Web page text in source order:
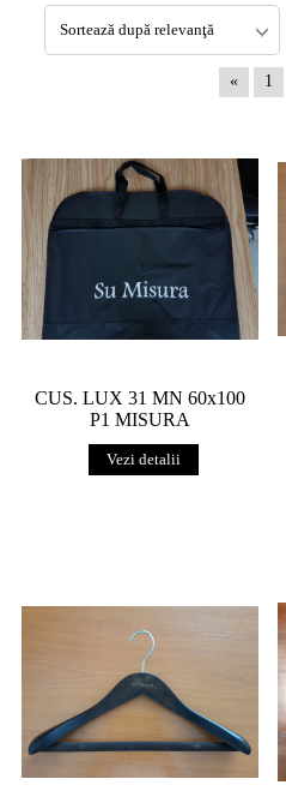
« 1
CUS. LUX 31 MN 60x100
P1 MISURA
Vezi detalii